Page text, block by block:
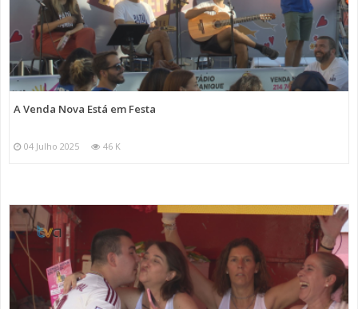
A Venda Nova Está em Festa
04 Julho 2025 46 K